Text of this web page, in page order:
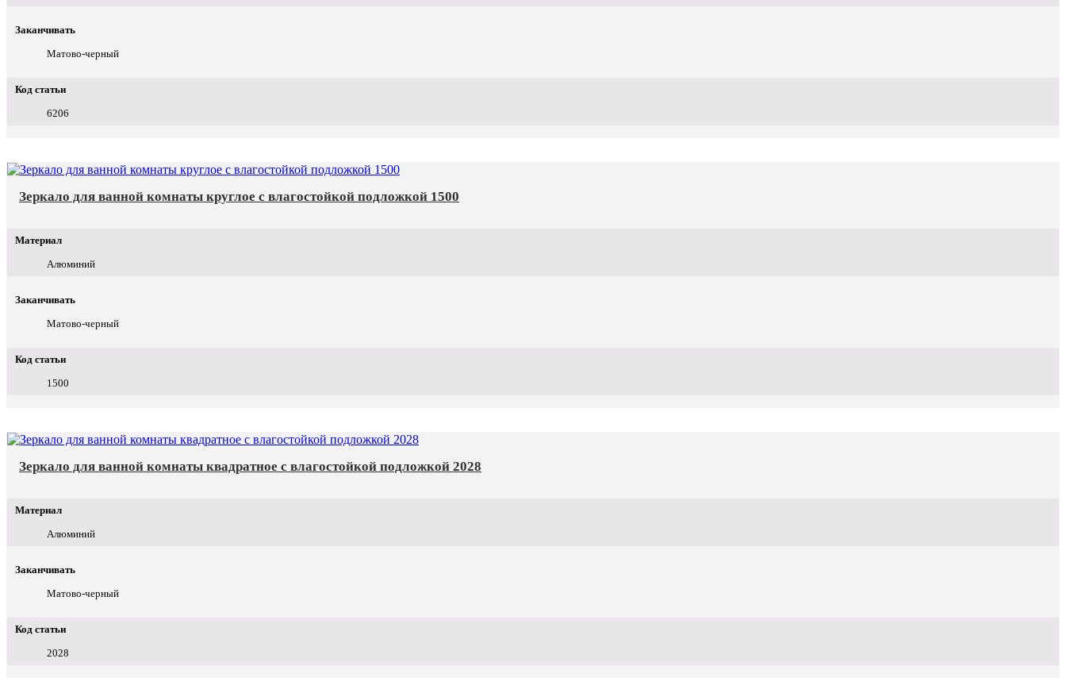
Заканчивать
Матово-черный
Код статьи
6206
Зеркало для ванной комнаты круглое с влагостойкой подложкой 1500
Материал
Алюминий
Заканчивать
Матово-черный
Код статьи
1500
Зеркало для ванной комнаты квадратное с влагостойкой подложкой 2028
Материал
Алюминий
Заканчивать
Матово-черный
Код статьи
2028